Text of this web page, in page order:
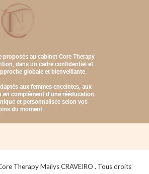
proposés au cabinet Core Therapy
dans un cadre confidentiel et
globale et bienveillante.
aux femmes enceintes, aux
complément d’une rééducation.
et personnalisée selon vos
du moment.
Therapy Maïlys CRAVEIRO . Tous droits